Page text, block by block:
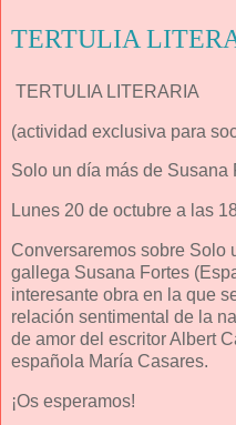
TERTULIA
TERTULIA LITERARIA
(actividad exclusiva para
Solo un día más de Susana
Lunes 20 de octubre a las
Conversaremos sobre Solo
gallega Susana Fortes
interesante obra en la que
relación sentimental de la
de amor del escritor Albert
española María Casares.
¡Os esperamos!